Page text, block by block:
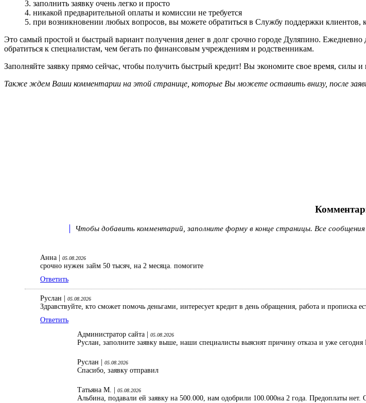
3. заполнить заявку очень легко и просто
4. никакой предварительной оплаты и комиссии не требуется
5. при возникновении любых вопросов, вы можете обратиться в Службу поддержки клиентов,
Это самый простой и быстрый вариант получения денег в долг срочно городе Дуляпино.
обратиться к специалистам, чем бегать по финансовым учреждениям и родственникам.
Заполняйте заявку прямо сейчас, чтобы получить быстрый кредит! Вы экономите свое время, силы
Также ждем Ваши комментарии на этой странице, которые Вы можете оставить внизу, после
Чтобы добавить комментарий, заполните форму в конце страницы. Все
Анна | 05.08.2026
срочно нужен займ 50 тысяч, на 2 месяца. помогите
Ответить
Руслан | 05.08.2026
Здравствуйте, кто сможет помочь деньгами, интересует кредит в день обращения, работа и
Ответить
Администратор сайта |
05.08.2026
Руслан, заполните заявку выше, наши специалисты выяснят причину отказа и уже
Руслан | 05.08.2026
Спасибо, заявку отправил
Татьяна М. | 05.08.2026
Альбина, подавали ей заявку на 500.000, нам одобрили 100.000на 2 года. Предоплаты